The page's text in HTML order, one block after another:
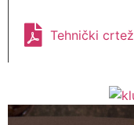
Tehnički crtež